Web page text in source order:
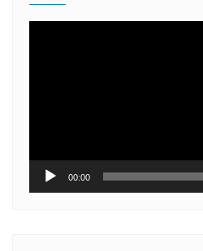
00:00